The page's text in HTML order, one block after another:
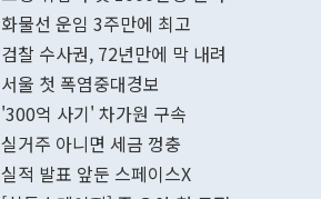
함께 4자 대
196.9% 급
수출은
기록했지만
화물선 운임 3주만에 최고
검찰 수사권, 72년만에 막 내려
서울 첫 폭염중대경보
'300억 사기' 차가원 구속
실거주 아니면 세금 껑충
실적 발표 앞둔 스페이스X